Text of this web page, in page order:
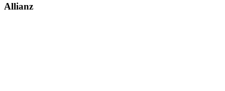
Allianz